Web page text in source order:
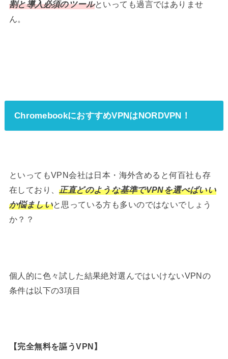
割と導入必須のツールといっても過言ではありませ
ん。
ChromebookにおすすめVPNはNORDVPN！
といってもVPN会社は日本・海外含めると何百社も存
在しており、正直どのような基準でVPNを選べばいい
か悩ましいと思っている方も多いのではないでしょう
か？？
個人的に色々試した結果絶対選んではいけないVPNの
条件は以下の3項目
【完全無料を謳うVPN 】